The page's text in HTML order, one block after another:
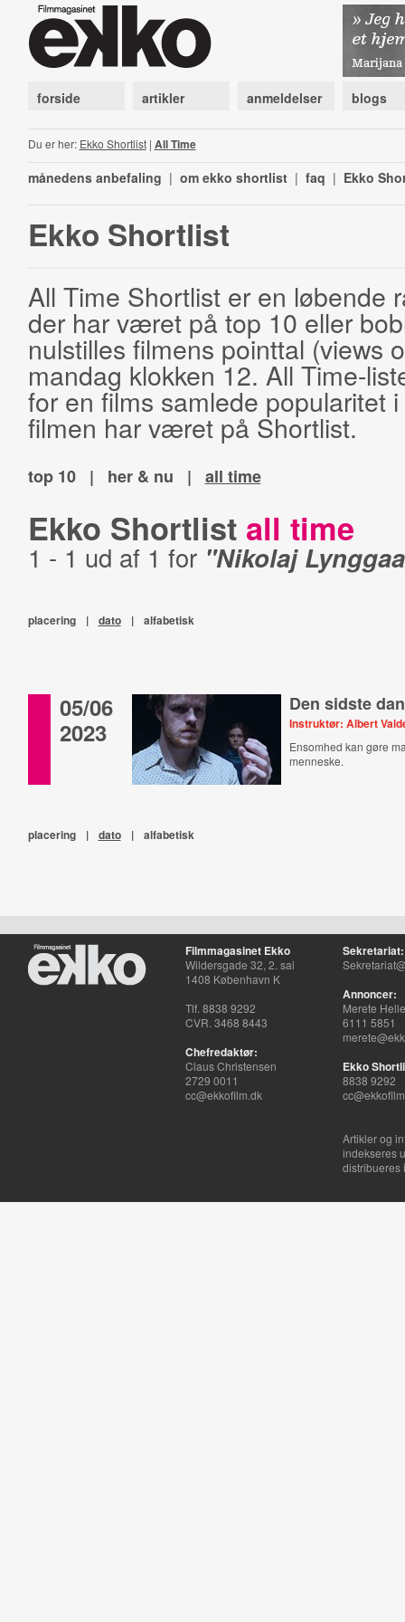
forside artikler anmeldelser blogs
Du er her: Ekko Shortlist| All Time
månedens anbefaling | om ekko shortlist | faq | Ekko
Ekko Shortlist
All Time Shortlist er en løbende
der har været på top 10 eller
nulstilles filmens pointtal (views
mandag klokken 12. All Time-
for en films samlede popularitet
filmen har været på Shortlist.
top 10 | her & nu | all time
Ekko Shortlist all time
1 - 1 ud af 1 for "Nikolaj
placering | dato | alfabetisk
05/06
2023
Den sidste
Instruktør: Albert
Ensomhed kan gøre
menneske.
placering | dato | alfabetisk
Filmmagasinet Ekko
Wildersgade 32, 2. sal
1408 København K
Tlf. 8838 9292
CVR. 3468 8443
Chefredaktør:
Claus Christensen
2729 0011
cc@ekkofilm.dk
Sekretariat:
Annoncer:
Merete
6111 5851
Ekko
8838 9292
Artikler og
indekseres
distribueres